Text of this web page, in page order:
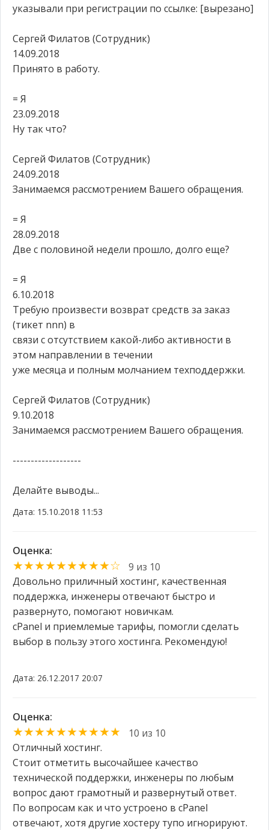
указывали при регистрации по ссылке: [вырезано]
Сергей Филатов (Сотрудник)
14.09.2018
Принято в работу.
= Я
23.09.2018
Ну так что?
Сергей Филатов (Сотрудник)
24.09.2018
Занимаемся рассмотрением Вашего обращения.
= Я
28.09.2018
Две с половиной недели прошло, долго еще?
= Я
6.10.2018
Требую произвести возврат средств за заказ
(тикет nnn) в
связи с отсутствием какой-либо активности в
этом направлении в течении
уже месяца и полным молчанием техподдержки.
Сергей Филатов (Сотрудник)
9.10.2018
Занимаемся рассмотрением Вашего обращения.
-------------------
Делайте выводы...
Дата: 15.10.2018 11:53
Оценка:
★★★★★★★★★☆
9 из 10
Довольно приличный хостинг, качественная
поддержка, инженеры отвечают быстро и
развернуто, помогают новичкам.
cPanel и приемлемые тарифы, помогли сделать
выбор в пользу этого хостинга. Рекомендую!
Дата: 26.12.2017 20:07
Оценка:
★★★★★★★★★★
10 из 10
Отличный хостинг.
Стоит отметить высочайшее качество
технической поддержки, инженеры по любым
вопрос дают грамотный и развернутый ответ.
По вопросам как и что устроено в cPanel
отвечают, хотя другие хостеру тупо игнорируют.